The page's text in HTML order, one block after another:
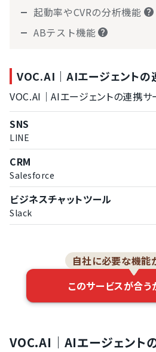
起動率やCVRの分析機能
ABテスト機能
VOC.AI｜AIエージェントの
VOC.AI｜AIエージェントの連携サ
SNS
LINE
CRM
Salesforce
ビジネスチャットツール
Slack
自社に必要な機能
このサービスが合う
VOC.AI｜AIエージェント